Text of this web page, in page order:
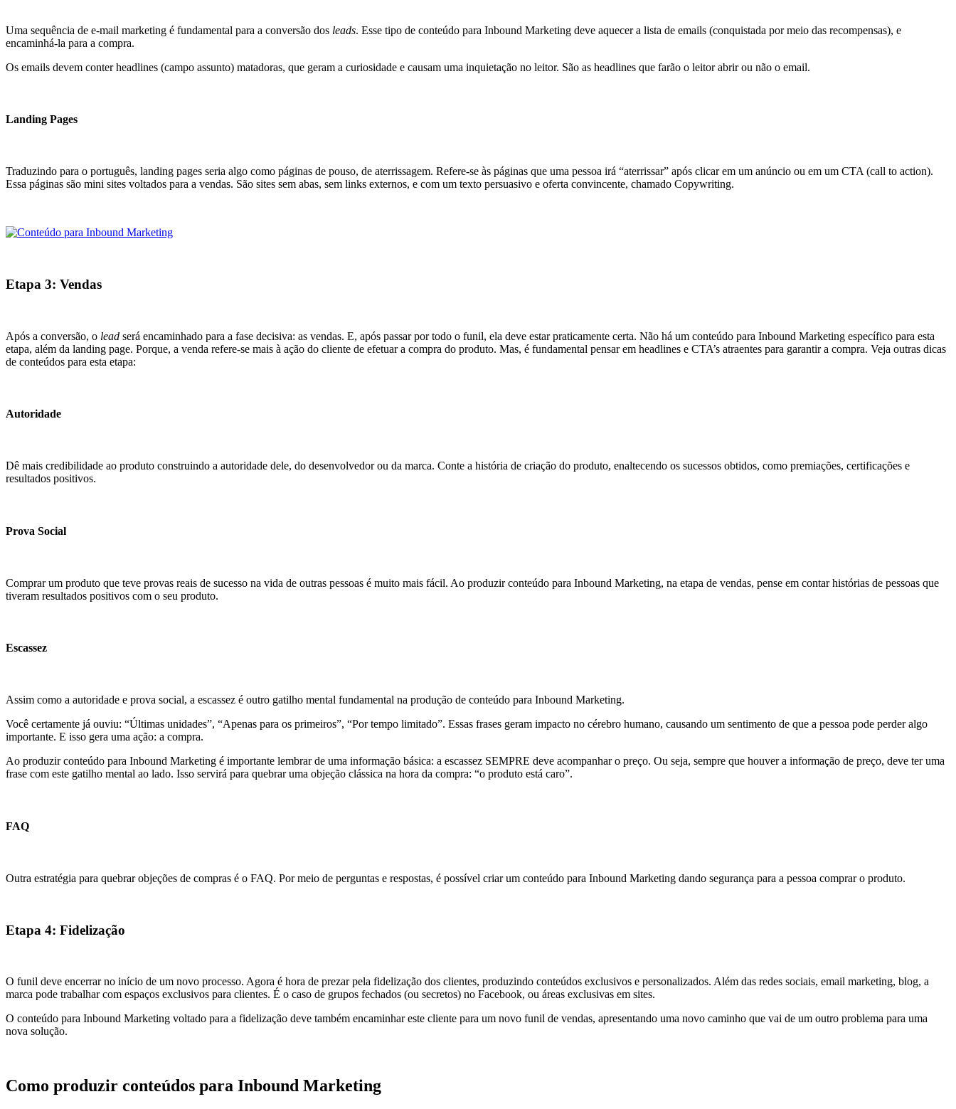
Uma sequência de e-mail marketing é fundamental para a conversão dos leads. Esse tipo de conteúdo para Inbound Marketing deve aquecer a lista de emails (conquistada por meio das recompensas), e
encaminhá-la para a compra.
Os emails devem conter headlines (campo assunto) matadoras, que geram a curiosidade e causam uma inquietação no leitor. São as headlines que farão o leitor abrir ou não o email.
Landing Pages
Traduzindo para o português, landing pages seria algo como páginas de pouso, de aterrissagem. Refere-se às páginas que uma pessoa irá “aterrissar” após clicar em um anúncio ou em um CTA (call to action).
Essa páginas são mini sites voltados para a vendas. São sites sem abas, sem links externos, e com um texto persuasivo e oferta convincente, chamado Copywriting.
Etapa 3: Vendas
Após a conversão, o lead será encaminhado para a fase decisiva: as vendas. E, após passar por todo o funil, ela deve estar praticamente certa. Não há um conteúdo para Inbound Marketing específico para esta
etapa, além da landing page. Porque, a venda refere-se mais à ação do cliente de efetuar a compra do produto. Mas, é fundamental pensar em headlines e CTA’s atraentes para garantir a compra. Veja outras dicas
de conteúdos para esta etapa:
Autoridade
Dê mais credibilidade ao produto construindo a autoridade dele, do desenvolvedor ou da marca. Conte a história de criação do produto, enaltecendo os sucessos obtidos, como premiações, certificações e
resultados positivos.
Prova Social
Comprar um produto que teve provas reais de sucesso na vida de outras pessoas é muito mais fácil. Ao produzir conteúdo para Inbound Marketing, na etapa de vendas, pense em contar histórias de pessoas que
tiveram resultados positivos com o seu produto.
Escassez
Assim como a autoridade e prova social, a escassez é outro gatilho mental fundamental na produção de conteúdo para Inbound Marketing.
Você certamente já ouviu: “Últimas unidades”, “Apenas para os primeiros”, “Por tempo limitado”. Essas frases geram impacto no cérebro humano, causando um sentimento de que a pessoa pode perder algo
importante. E isso gera uma ação: a compra.
Ao produzir conteúdo para Inbound Marketing é importante lembrar de uma informação básica: a escassez SEMPRE deve acompanhar o preço. Ou seja, sempre que houver a informação de preço, deve ter uma
frase com este gatilho mental ao lado. Isso servirá para quebrar uma objeção clássica na hora da compra: “o produto está caro”.
FAQ
Outra estratégia para quebrar objeções de compras é o FAQ. Por meio de perguntas e respostas, é possível criar um conteúdo para Inbound Marketing dando segurança para a pessoa comprar o produto.
Etapa 4: Fidelização
O funil deve encerrar no início de um novo processo. Agora é hora de prezar pela fidelização dos clientes, produzindo conteúdos exclusivos e personalizados. Além das redes sociais, email marketing, blog, a
marca pode trabalhar com espaços exclusivos para clientes. É o caso de grupos fechados (ou secretos) no Facebook, ou áreas exclusivas em sites.
O conteúdo para Inbound Marketing voltado para a fidelização deve também encaminhar este cliente para um novo funil de vendas, apresentando uma novo caminho que vai de um outro problema para uma
nova solução.
Como produzir conteúdos para Inbound Marketing